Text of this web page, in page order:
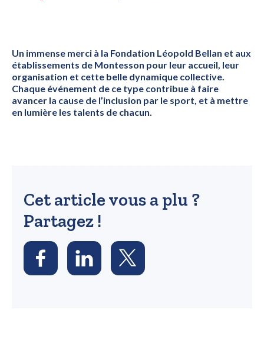
Un immense merci à la Fondation Léopold Bellan et aux
établissements de Montesson pour leur accueil, leur
organisation et cette belle dynamique collective.
Chaque événement de ce type contribue à faire
avancer la cause de l’inclusion par le sport, et à mettre
en lumière les talents de chacun.
Cet article vous a plu ?
Partagez !